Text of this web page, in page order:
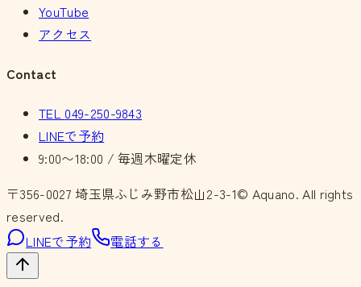
YouTube
アクセス
Contact
TEL 049-250-9843
LINEで予約
9:00〜18:00 / 毎週木曜定休
〒356-0027 埼玉県ふじみ野市松山2-3-1© Aquano. All rights
reserved.
LINEで予約
電話する